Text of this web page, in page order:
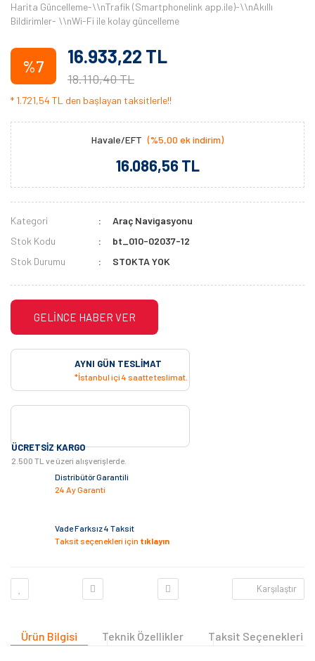
Harita Güncelleme-\\nTrafik (Smartphonelink app.ile)-\\nAkıllı
Bildirimler- \\nWi-Fi ile kolay güncelleme
%7 16.933,22 TL
18.110,40 TL
* 1.721,54 TL den başlayan taksitlerle!!
Havale/EFT (%5,00 ek indirim)
16.086,56 TL
Kategori
Araç Navigasyonu
Stok Kodu
bt_010-02037-12
Stok Durumu
STOKTA YOK
GELİNCE HABER VER
AYNI GÜN TESLIMAT
*İstanbul içi 4 saatte teslimat.
ÜCRETSIZ KARGO
2.500 TL ve üzeri alışverişlerde.
Distribütör Garantili
24 Ay Garanti
Vade Farksız 4 Taksit
Taksit seçenekleri için tıklayın
Karşılaştır
Ürün Bilgisi Teknik Özellikler Taksit Seçenekleri